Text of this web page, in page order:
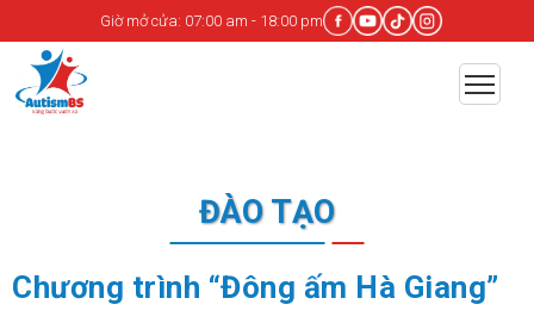
Giờ mở cửa: 07:00 am - 18:00 pm
ĐÀO TẠO
Chương trình “Đông ấm Hà Giang”